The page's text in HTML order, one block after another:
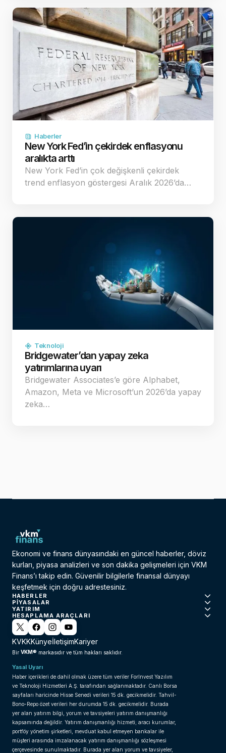
Haberler
New York Fed’in çekirdek enflasyonu
aralıkta arttı
New York Fed’in çok değişkenli çekirdek
trend enflasyon göstergesi Aralık 2026’da…
Teknoloji
Bridgewater’dan yapay zeka
yatırımlarına uyarı
Bridgewater Associates’e göre Alphabet,
Amazon, Meta ve Microsoft’un 2026’da yapay
zeka…
Ekonomi ve finans dünyasındaki en güncel haberler, döviz
kurları, piyasa analizleri ve son dakika gelişmeleri için VKM
Finans’ı takip edin. Güvenilir bilgilerle finansal dünyayı
keşfetmek için doğru adrestesiniz.
HABERLER
PIYASALAR
YATIRIM
HESAPLAMA ARAÇLARI
KVKKKünyeİletişimKariyer
Bir VKM® markasıdır ve tüm hakları saklıdır.
Yasal Uyarı
Haber içerikleri de dahil olmak üzere tüm veriler ForInvest Yazılım
ve Teknoloji Hizmetleri A.Ş. tarafından sağlanmaktadır. Canlı Borsa
sayfaları haricinde Hisse Senedi verileri 15 dk. gecikmelidir. Tahvil-
Bono-Repo özet verileri her durumda 15 dk. gecikmelidir. Burada
yer alan yatırım bilgi, yorum ve tavsiyeleri yatırım danışmanlığı
kapsamında değildir. Yatırım danışmanlığı hizmeti; aracı kurumlar,
portföy yönetim şirketleri, mevduat kabul etmeyen bankalar ile
müşteri arasında imzalanacak yatırım danışmanlığı sözleşmesi
çerçevesinde sunulmaktadır. Burada yer alan yorum ve tavsiyeler,